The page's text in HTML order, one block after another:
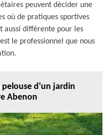
peuvent décider une
où de pratiques sportives
aussi différente pour les
le professionnel que nous
d'un jardin
Abenon